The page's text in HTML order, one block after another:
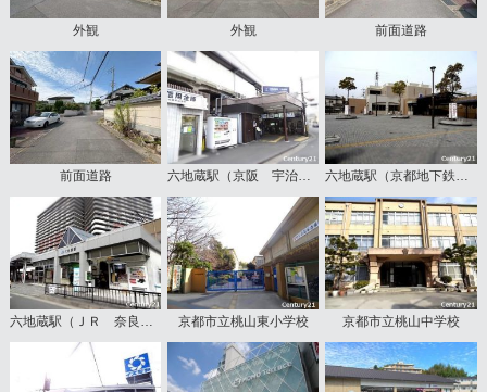
外観 外観 前面道路
前面道路 六地蔵駅（京阪 宇治線） 六地蔵駅（京都地下鉄 東西線）
六地蔵駅（ＪＲ 奈良線） 京都市立桃山東小学校 京都市立桃山中学校